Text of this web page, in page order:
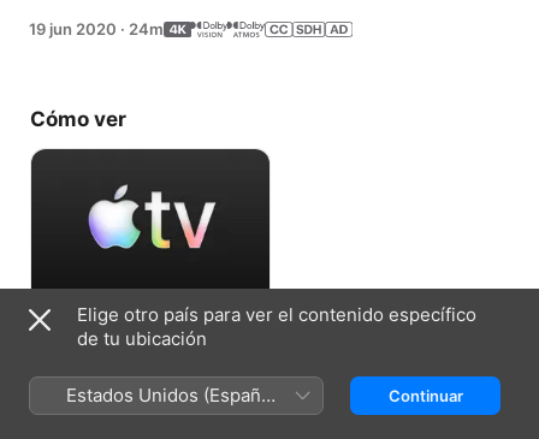
19 jun 2020 · 24m
Cómo ver
Aceptar prueba gratuita
7 días gratis, luego USD 6,99 al mes.
Elige otro país para ver el contenido específico
de tu ubicación
Estados Unidos (Español
México)
Continuar